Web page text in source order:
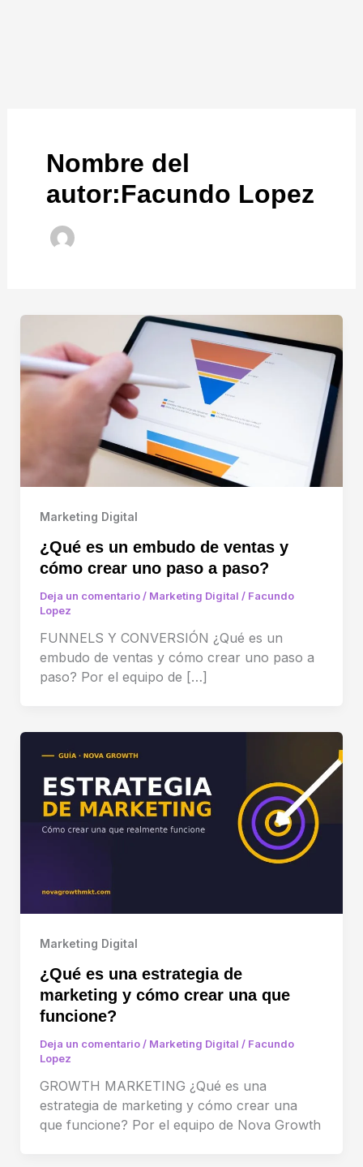
Nombre del
autor:Facundo Lopez
Marketing Digital
¿Qué es un embudo de ventas y
cómo crear uno paso a paso?
Deja un comentario / Marketing Digital / Facundo
Lopez
FUNNELS Y CONVERSIÓN ¿Qué es un
embudo de ventas y cómo crear uno paso a
paso? Por el equipo de […]
Marketing Digital
¿Qué es una estrategia de
marketing y cómo crear una que
funcione?
Deja un comentario / Marketing Digital / Facundo
Lopez
GROWTH MARKETING ¿Qué es una
estrategia de marketing y cómo crear una
que funcione? Por el equipo de Nova Growth